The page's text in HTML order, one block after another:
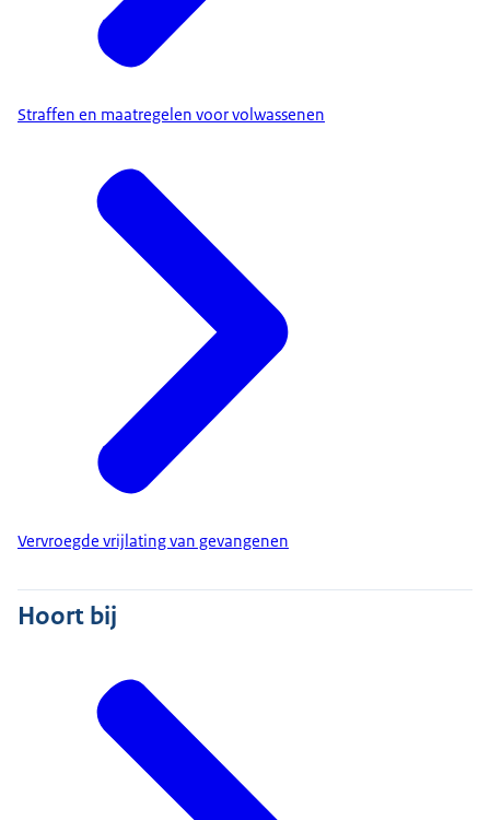
Straffen en maatregelen voor volwassenen
Vervroegde vrijlating van gevangenen
Hoort bij